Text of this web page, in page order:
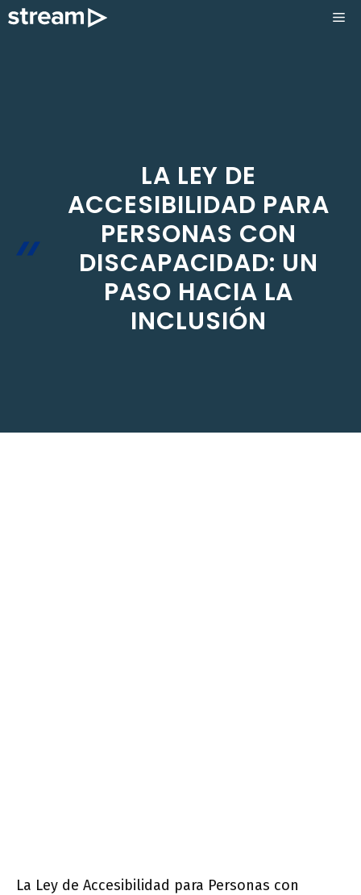
Saltar
LA LEY DE
ACCESIBILIDAD PARA
PERSONAS CON
DISCAPACIDAD: UN
PASO HACIA LA
INCLUSIÓN
La Ley de Accesibilidad para Personas con